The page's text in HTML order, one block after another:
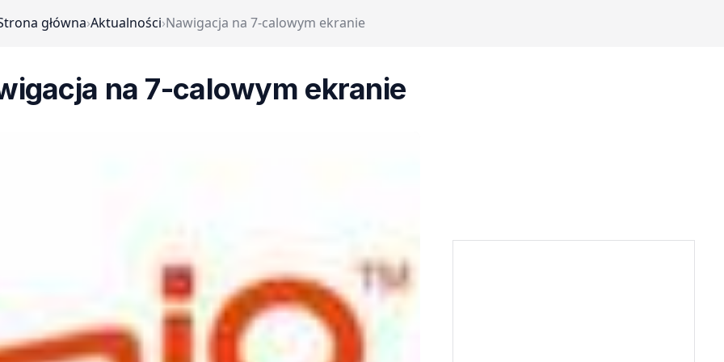
główna›Aktualności›Nawigacja na 7-calowym ekranie
na 7-calowym ekranie